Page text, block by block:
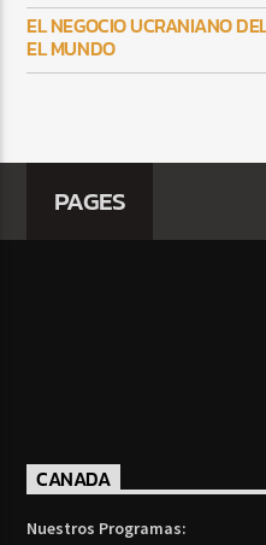
EL NEGOCIO UCRANIANO
EL MUNDO
PAGES
CANADA
Nuestros Programas: